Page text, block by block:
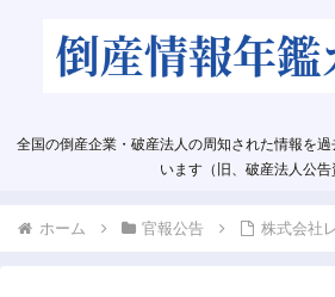
全国の倒産企業・破産法人の周知された情報を
います（旧、破産法人公告
ホーム 官報公告 株式会社